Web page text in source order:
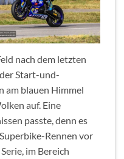
nach dem letzten
Start-und-
am blauen Himmel
auf. Eine
passte, denn es
Rennen vor
im Bereich